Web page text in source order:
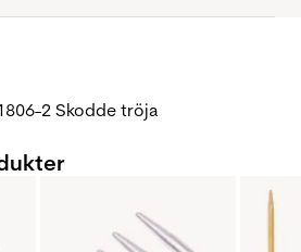
2 Skodde tröja